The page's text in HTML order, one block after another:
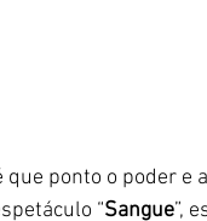
que ponto o poder e
“Sangue”,